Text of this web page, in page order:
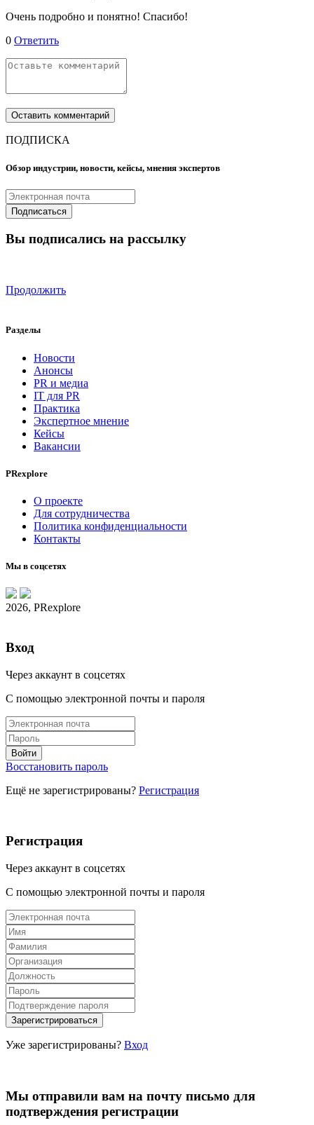
Очень подробно и понятно! Спасибо!
0 Ответить
ПОДПИСКА
Обзор индустрии, новости, кейсы, мнения экспертов
Вы подписались на рассылку
Продолжить
Разделы
Новости
Анонсы
PR и медиа
IT для PR
Практика
Экспертное мнение
Кейсы
Вакансии
PRexplore
О проекте
Для сотрудничества
Политика конфиденциальности
Контакты
Мы в соцсетях
2026, PRexplore
Вход
Через аккаунт в соцсетях
С помощью электронной почты и пароля
Восстановить пароль
Ещё не зарегистрированы? Регистрация
Регистрация
Через аккаунт в соцсетях
С помощью электронной почты и пароля
Уже зарегистрированы? Вход
Мы отправили вам на почту письмо для
подтверждения регистрации